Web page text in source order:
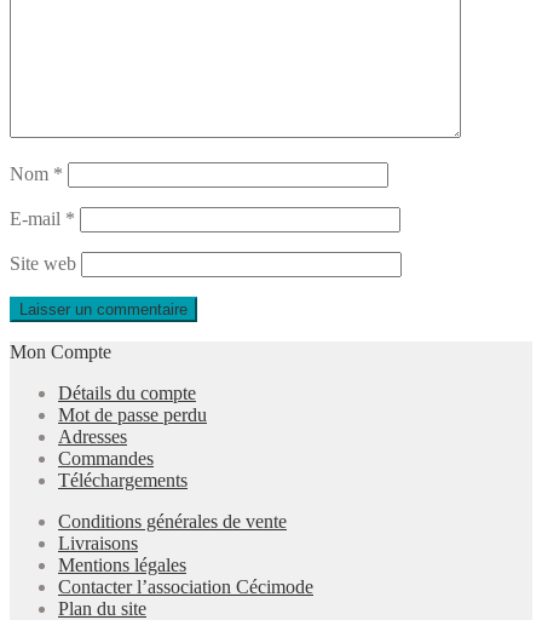
Nom *
E-mail *
Site web
Mon Compte
Détails du compte
Mot de passe perdu
Adresses
Commandes
Téléchargements
Conditions générales de vente
Livraisons
Mentions légales
Contacter l’association Cécimode
Plan du site